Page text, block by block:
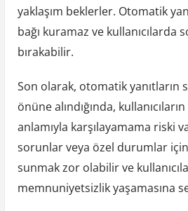
yaklaşım beklerler. Otomatik
bağı kuramaz ve kullanıcılarda
bırakabilir.
Son olarak, otomatik yanıtların
önüne alındığında,
anlamıyla karşılayamama riski
sorunlar veya özel durumlar
sunmak zor olabilir ve
memnuniyetsizlik yaşamasına